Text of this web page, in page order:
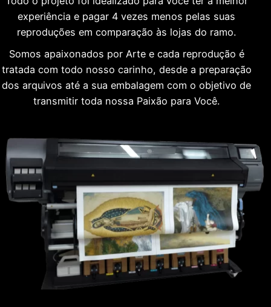
experiência e pagar 4 vezes menos pelas suas
reproduções em comparação às lojas do ramo.
Somos apaixonados por Arte e cada reprodução é
tratada com todo nosso carinho, desde a preparação
dos arquivos até a sua embalagem com o objetivo de
transmitir toda nossa Paixão para Você.